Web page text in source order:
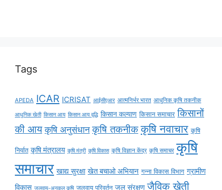
Tags
APEDA ICAR ICRISAT आईसीएआर आत्मनिर्भर भारत आधुनिक कृषि तकनीक
आधुनिक खेती किसान आय किसान आय वृद्धि किसान कल्याण किसान समाचार किसानों
की आय कृषि अनुसंधान कृषि तकनीक कृषि नवाचार कृषि
निर्यात कृषि मंत्रालय कृषि मंत्री कृषि विकास कृषि विज्ञान केंद्र कृषि समाचर कृषि
समाचार खाद्य सुरक्षा खेत बचाओ अभियान गन्ना विकास विभाग ग्रामीण
विकास जलवायु-अनुकूल कृषि जलवायु परिवर्तन जल संरक्षण जैविक खेती